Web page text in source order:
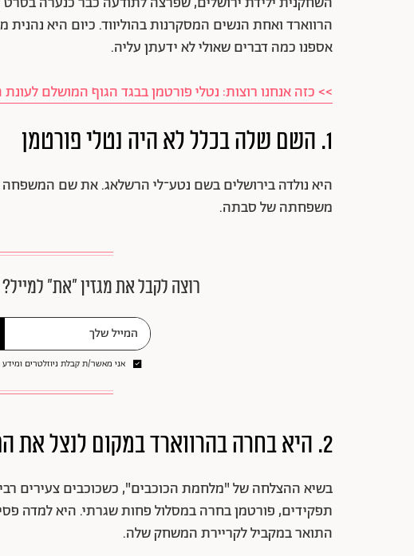
הרווארד ואחת הנשים המסקרנות בהוליווד. כיום היא נהנית
אספנו כמה דברים שאולי לא ידעתן עליה.
>> כזה אנחנו רוצות: נטלי פורטמן בבגד הגוף המושלם
1. השם שלה בכלל לא היה נטלי פורטמן
היא נולדה בירושלים בשם נטע־לי הרשלאג. את שם
משפחתה של סבתה.
רוצה לקבל את מגזין ״את״
אני מאשר/ת קבלת ניוזלטרים
2. היא בחרה בהרווארד במקום לנצל את התהילה
בשיא ההצלחה של "מלחמת הכוכבים", כשכוכבים צעירים
תפקידים, פורטמן בחרה במסלול פחות שגרתי. היא למדה
התואר במקביל לקריירת המשחק שלה.